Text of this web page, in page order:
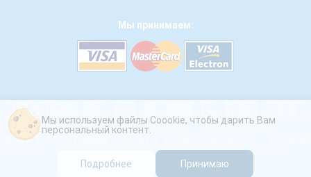
Мы принимаем:
Мы используем файлы Coookie, чтобы дарить Вам
персональный контент.
Подробнее Принимаю